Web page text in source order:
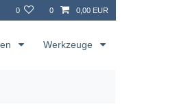
0 0 0,00 EUR
Werkzeuge